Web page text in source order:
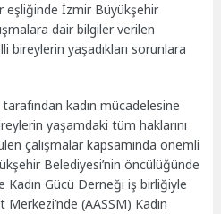
eşliğinde İzmir Büyükşehir
dair bilgiler verilen
bireylerin yaşadıkları sorunlara
kadın mücadelesine
yaşamdaki tüm haklarını
çalışmalar kapsamında önemli
Belediyesi’nin öncülüğünde
Kadın Gücü Derneği iş birliğiyle
(AASSM) Kadın